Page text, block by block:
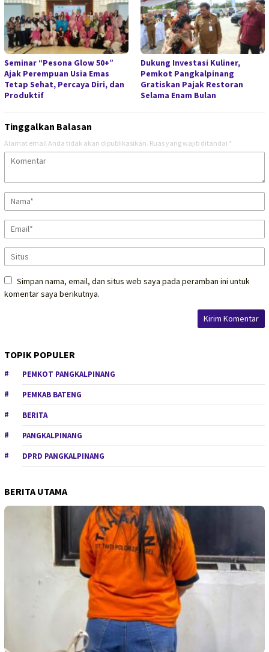
Seminar “Pesona Glow 50+”
Ajak Perempuan Usia Emas
Tetap Sehat, Percaya Diri, dan
Produktif
Dukung Investasi Kuliner,
Pemkot Pangkalpinang
Gratiskan Pajak Restoran
Selama Enam Bulan
Tinggalkan Balasan
Alamat email Anda tidak akan dipublikasikan. Ruas yang wajib ditandai *
Simpan nama, email, dan situs web saya pada peramban ini untuk
komentar saya berikutnya.
TOPIK POPULER
PEMKOT PANGKALPINANG
PEMKAB BATENG
BERITA
PANGKALPINANG
DPRD PANGKALPINANG
BERITA UTAMA